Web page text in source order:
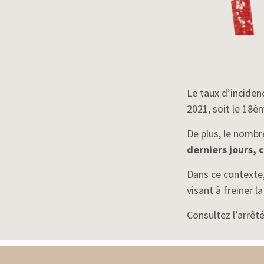
Le taux
2021, soit le
De plus, le
derniers jours,
Dans ce
visant à freiner
Consultez l’arrêté